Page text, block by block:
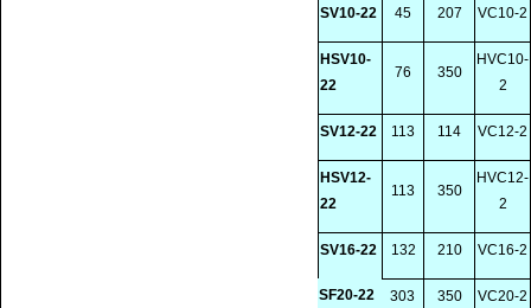
SV10-22 45 207 VC10-2
HSV10-
22
76 350
HVC10-
2
SV12-22 113 114 VC12-2
HSV12-
22
113 350
HVC12-
2
SV16-22 132 210 VC16-2
SF20-22 303 350 VC20-2